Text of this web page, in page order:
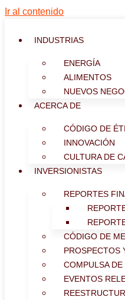
Ir al contenido
INDUSTRIAS
ENERGÍA
ALIMENTOS
NUEVOS
ACERCA DE
CÓDIGO DE
INNOVACIÓN
CULTURA DE
INVERSIONISTAS
REPORTES
CÓDIGO DE
PROSPECTOS
COMPULSA
EVENTOS